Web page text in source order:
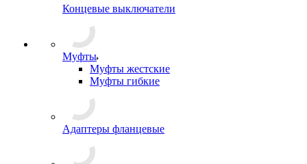
Концевые выключатели
Муфты
Муфты жестские
Муфты гибкие
Адаптеры фланцевые